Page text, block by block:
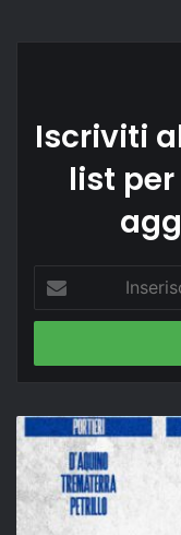
Iscriviti
list
tuo
email